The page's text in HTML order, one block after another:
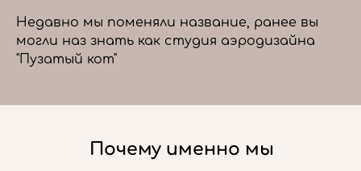
Недавно мы поменяли название, ранее вы
могли наз знать как студия аэродизайна
"Пузатый кот"
Почему именно мы